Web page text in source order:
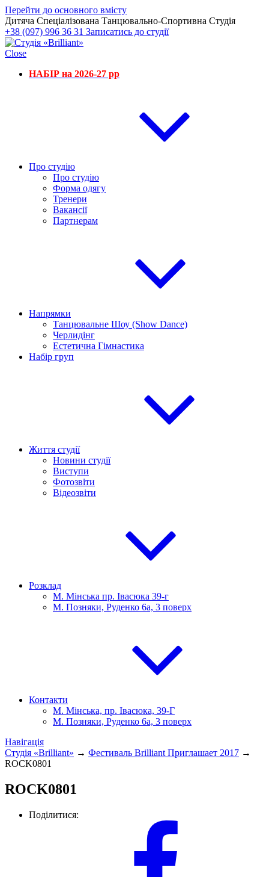
Перейти до основного вмісту
Дитяча Спеціалізована Танцювально-Спортивна Студія
+38 (097) 996 36 31 Записатись до студії
Close
НАБІР на 2026-27 рр
Про студію
Про студію
Форма одягу
Тренери
Вакансії
Партнерам
Напрямки
Танцювальне Шоу (Show Dance)
Черлидінг
Естетична Гімнастика
Набір груп
Життя студії
Новини студії
Виступи
Фотозвіти
Відеозвіти
Розклад
М. Мінська пр. Івасюка 39-г
М. Позняки, Руденко 6а, 3 поверх
Контакти
М. Мінська, пр. Івасюка, 39-Г
М. Позняки, Руденко 6а, 3 поверх
Навігація
Студія «Brilliant» → Фестиваль Brilliant Приглашает 2017 →
ROCK0801
ROCK0801
Поділитися: